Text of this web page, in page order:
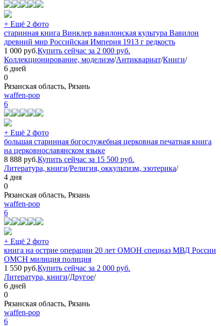
+ Ещё 2 фото
старинная книга Винклер вавилонская культура Вавилон
древний мир Российская Империя 1913 г редкость
1 000 руб.Купить сейчас за 2 000 руб.
Коллекционирование, моделизм/Антиквариат/Книги/
6 дней
0
Рязанская область, Рязань
waffen-pop
6
+ Ещё 2 фото
большая старинная богослужебная церковная печатная книга
на церковнославянском языке
8 888 руб.Купить сейчас за 15 500 руб.
Литература, книги/Религия, оккультизм, эзотерика/
4 дня
0
Рязанская область, Рязань
waffen-pop
6
+ Ещё 2 фото
книга на острие операции 20 лет ОМОН спецназ МВД России
ОМСН милиция полиция
1 550 руб.Купить сейчас за 2 000 руб.
Литература, книги/Другое/
6 дней
0
Рязанская область, Рязань
waffen-pop
6